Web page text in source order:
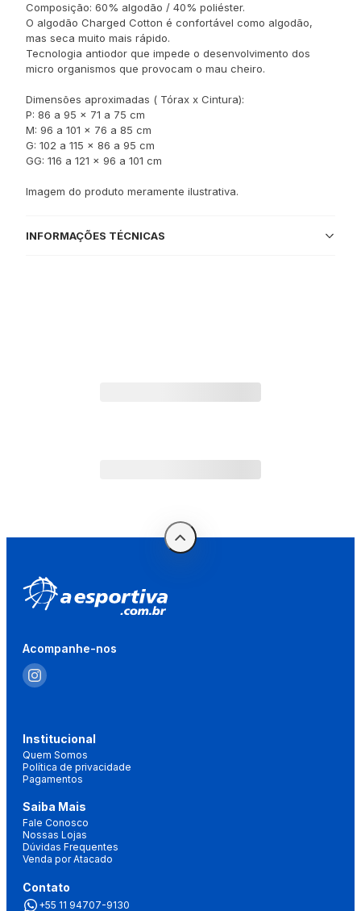
Composição: 60% algodão / 40% poliéster.
O algodão Charged Cotton é confortável como algodão,
mas seca muito mais rápido.
Tecnologia antiodor que impede o desenvolvimento dos
micro organismos que provocam o mau cheiro.
Dimensões aproximadas ( Tórax x Cintura):
P: 86 a 95 x 71 a 75 cm
M: 96 a 101 x 76 a 85 cm
G: 102 a 115 x 86 a 95 cm
GG: 116 a 121 x 96 a 101 cm
Imagem do produto meramente ilustrativa.
INFORMAÇÕES TÉCNICAS
Acompanhe-nos
Institucional
Quem Somos
Política de privacidade
Pagamentos
Saiba Mais
Fale Conosco
Nossas Lojas
Dúvidas Frequentes
Venda por Atacado
Contato
+55 11 94707-9130